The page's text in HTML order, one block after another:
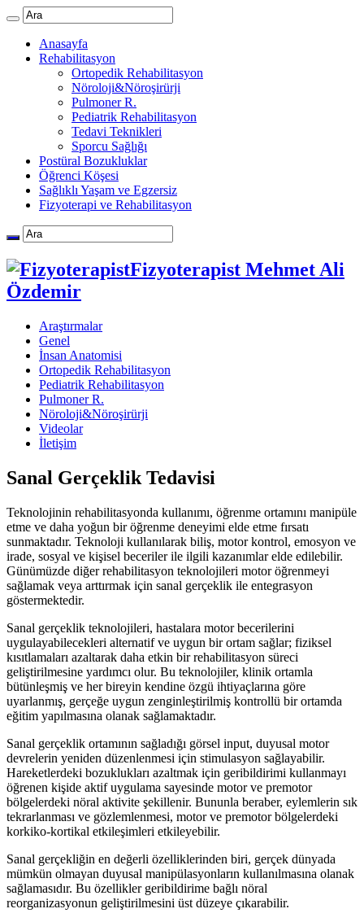
Anasayfa
Rehabilitasyon
Ortopedik Rehabilitasyon
Nöroloji&Nöroşirürji
Pulmoner R.
Pediatrik Rehabilitasyon
Tedavi Teknikleri
Sporcu Sağlığı
Postüral Bozukluklar
Öğrenci Köşesi
Sağlıklı Yaşam ve Egzersiz
Fizyoterapi ve Rehabilitasyon
Fizyoterapist Mehmet Ali
Özdemir
Araştırmalar
Genel
İnsan Anatomisi
Ortopedik Rehabilitasyon
Pediatrik Rehabilitasyon
Pulmoner R.
Nöroloji&Nöroşirürji
Videolar
İletişim
Sanal Gerçeklik Tedavisi
Teknolojinin rehabilitasyonda kullanımı, öğrenme ortamını manipüle
etme ve daha yoğun bir öğrenme deneyimi elde etme fırsatı
sunmaktadır. Teknoloji kullanılarak biliş, motor kontrol, emosyon ve
irade, sosyal ve kişisel beceriler ile ilgili kazanımlar elde edilebilir.
Günümüzde diğer rehabilitasyon teknolojileri motor öğrenmeyi
sağlamak veya arttırmak için sanal gerçeklik ile entegrasyon
göstermektedir.
Sanal gerçeklik teknolojileri, hastalara motor becerilerini
uygulayabilecekleri alternatif ve uygun bir ortam sağlar; fiziksel
kısıtlamaları azaltarak daha etkin bir rehabilitasyon süreci
geliştirilmesine yardımcı olur. Bu teknolojiler, klinik ortamla
bütünleşmiş ve her bireyin kendine özgü ihtiyaçlarına göre
uyarlanmış, gerçeğe uygun zenginleştirilmiş kontrollü bir ortamda
eğitim yapılmasına olanak sağlamaktadır.
Sanal gerçeklik ortamının sağladığı görsel input, duyusal motor
devrelerin yeniden düzenlenmesi için stimulasyon sağlayabilir.
Hareketlerdeki bozuklukları azaltmak için geribildirimi kullanmayı
öğrenen kişide aktif uygulama sayesinde motor ve premotor
bölgelerdeki nöral aktivite şekillenir. Bununla beraber, eylemlerin sık
tekrarlanması ve gözlemlenmesi, motor ve premotor bölgelerdeki
korkiko-kortikal etkileşimleri etkileyebilir.
Sanal gerçekliğin en değerli özelliklerinden biri, gerçek dünyada
mümkün olmayan duyusal manipülasyonların kullanılmasına olanak
sağlamasıdır. Bu özellikler geribildirime bağlı nöral
reorganizasyonun geliştirilmesini üst düzeye çıkarabilir.